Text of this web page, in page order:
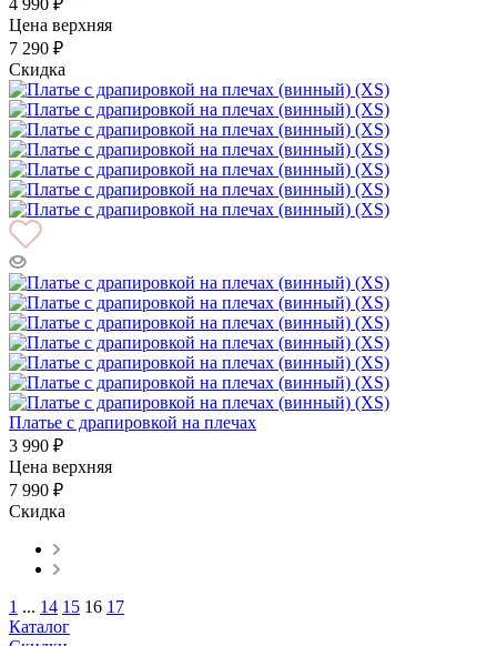
Цена верхняя
7 290 ₽
Скидка
Платье с драпировкой на плечах
3 990 ₽
Цена верхняя
7 990 ₽
Скидка
1 ... 14 15 16 17
Каталог